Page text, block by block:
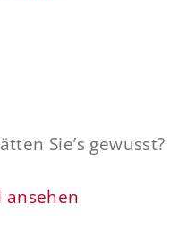
Sie’s gewusst?
ansehen